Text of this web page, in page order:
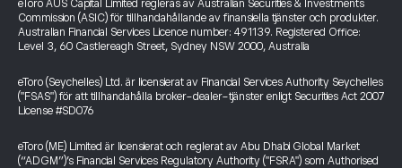
eToro AUS Capital Limited regleras av Australian Securities & Investments
Commission (ASIC) för tillhandahållande av finansiella tjänster och produkter.
Australian Financial Services Licence number: 491139. Registered Office:
Level 3, 60 Castlereagh Street, Sydney NSW 2000, Australia
eToro (Seychelles) Ltd. är licensierat av Financial Services Authority Seychelles
("FSAS") för att tillhandahålla broker-dealer-tjänster enligt Securities Act 2007
License #SD076
eToro (ME) Limited är licensierat och reglerat av Abu Dhabi Global Market
(“ADGM”)’s Financial Services Regulatory Authority ("FSRA") som Authorised